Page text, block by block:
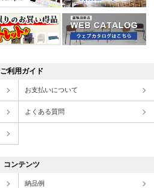
ご利用ガイド
お支払いについて
よくある質問
コンテンツ
納品例